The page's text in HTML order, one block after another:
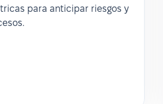
para anticipar riesgos y